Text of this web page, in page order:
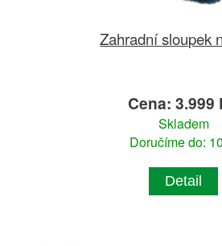
Zahradní sloupek
Cena: 3.999
Skladem
Doručíme do:
Detail